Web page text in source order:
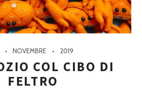
NOVEMBRE 2019
COL CIBO DI
FELTRO